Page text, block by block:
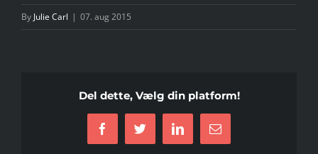
By Julie Carl | 07. aug 2015
Del dette, Vælg din platform!
FacebookTwitterLinkedIn
E-
mail